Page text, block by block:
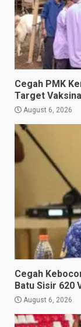
Cegah PMK
Target
August 6, 2026
Cegah
Batu Sisir 620
August 6, 2026